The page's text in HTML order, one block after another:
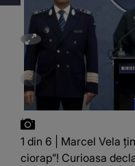
1 din 6 | Marcel Vela
ciorap”! Curioasa